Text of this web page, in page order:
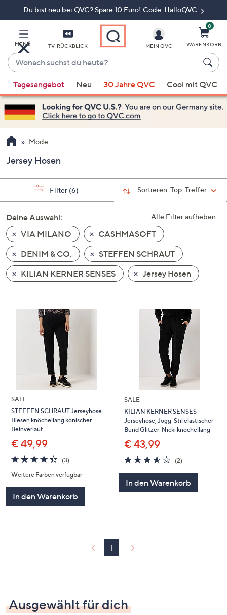
Du bist neu bei QVC? Spare 10 Euro! Code: HalloQVC
MENÜ TV-RÜCKBLICK
Wonach
suchst
du
heute?
Vorschläge
verfügbar
sind,
verwenden
Sie
Pfeiltasten
nach
und
nach
unten
oder
wischen
Sie
auf
nach
anzuzeigen.
MEIN QVC
0
WARENKORB
Tagesangebot Neu 30 Jahre QVC Cool mit QVC
Mode
Jersey Hosen
Sortieren:Top-Treffer
Filter (6)
Alle Filter aufheben
Deine Auswahl:
VIA MILANO
CASHMASOFT
DENIM & CO.
STEFFEN SCHRAUT
KILIAN KERNER SENSES
Jersey Hosen
SALE
STEFFEN SCHRAUT Jerseyhose
Biesen knöchellang konischer
Beinverlauf
€ 49,99
4.3
von
5
(3)3
Weitere Farben verfügbar
In den Warenkorb
SALE
KILIAN KERNER SENSES
Jerseyhose, Jogg-Stil elastischer
Bund Glitzer-Nicki knöchellang
€ 43,99
3.5
von
(2)2
In den Warenkorb
1
Ausgewählt für dich